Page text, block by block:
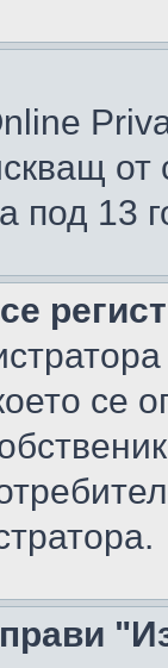
от
под 13
се